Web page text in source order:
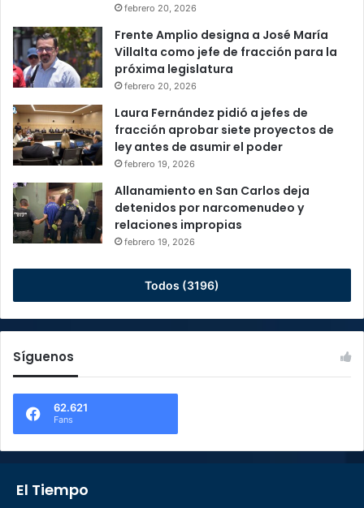
febrero 20, 2026
Frente Amplio designa a José María
Villalta como jefe de fracción para la
próxima legislatura
febrero 20, 2026
Laura Fernández pidió a jefes de
fracción aprobar siete proyectos de
ley antes de asumir el poder
febrero 19, 2026
Allanamiento en San Carlos deja
detenidos por narcomenudeo y
relaciones impropias
febrero 19, 2026
Todos (3196)
Síguenos
62.621
Fans
El Tiempo